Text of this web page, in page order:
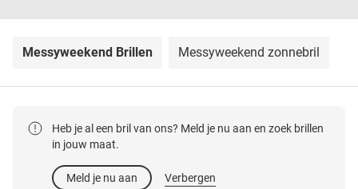
Messyweekend Brillen Messyweekend zonnebril
Heb je al een bril van ons? Meld je nu aan en zoek brillen
in jouw maat.
Meld je nu aan Verbergen